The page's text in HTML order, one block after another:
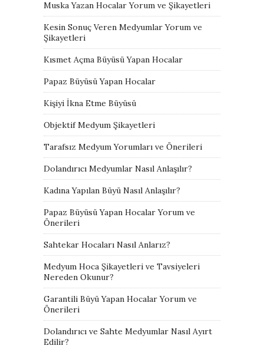
Muska Yazan Hocalar Yorum ve Şikayetleri
Kesin Sonuç Veren Medyumlar Yorum ve
Şikayetleri
Kısmet Açma Büyüsü Yapan Hocalar
Papaz Büyüsü Yapan Hocalar
Kişiyi İkna Etme Büyüsü
Objektif Medyum Şikayetleri
Tarafsız Medyum Yorumları ve Önerileri
Dolandırıcı Medyumlar Nasıl Anlaşılır?
Kadına Yapılan Büyü Nasıl Anlaşılır?
Papaz Büyüsü Yapan Hocalar Yorum ve
Önerileri
Sahtekar Hocaları Nasıl Anlarız?
Medyum Hoca Şikayetleri ve Tavsiyeleri
Nereden Okunur?
Garantili Büyü Yapan Hocalar Yorum ve
Önerileri
Dolandırıcı ve Sahte Medyumlar Nasıl Ayırt
Edilir?